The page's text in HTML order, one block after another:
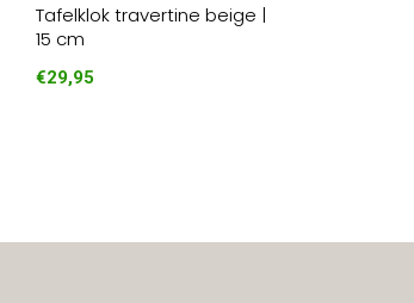
Tafelklok travertine beige |
15 cm
€29,95